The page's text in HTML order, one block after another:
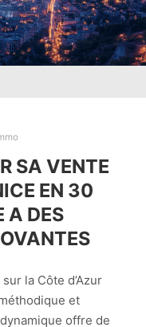
SA VENTE
EN 30
A DES
la Côte d’Azur
et
offre de